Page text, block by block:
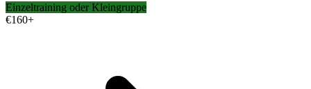
Einzeltraining oder Kleingruppe
€160+